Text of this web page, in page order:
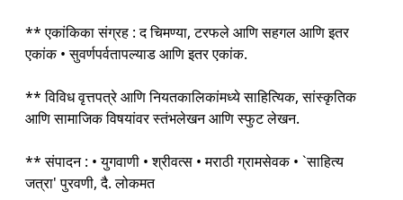
** एकांकिका संग्रह : द चिमण्या, टरफले आणि सहगल आणि इतर
एकांक • सुवर्णपर्वतापल्याड आणि इतर एकांक.
** विविध वृत्तपत्रे आणि नियतकालिकांमध्ये साहित्यिक, सांस्कृतिक
आणि सामाजिक विषयांवर स्तंभलेखन आणि स्फुट लेखन.
** संपादन : • युगवाणी • श्रीवत्स • मराठी ग्रामसेवक • `साहित्य
जत्रा' पुरवणी, दै. लोकमत